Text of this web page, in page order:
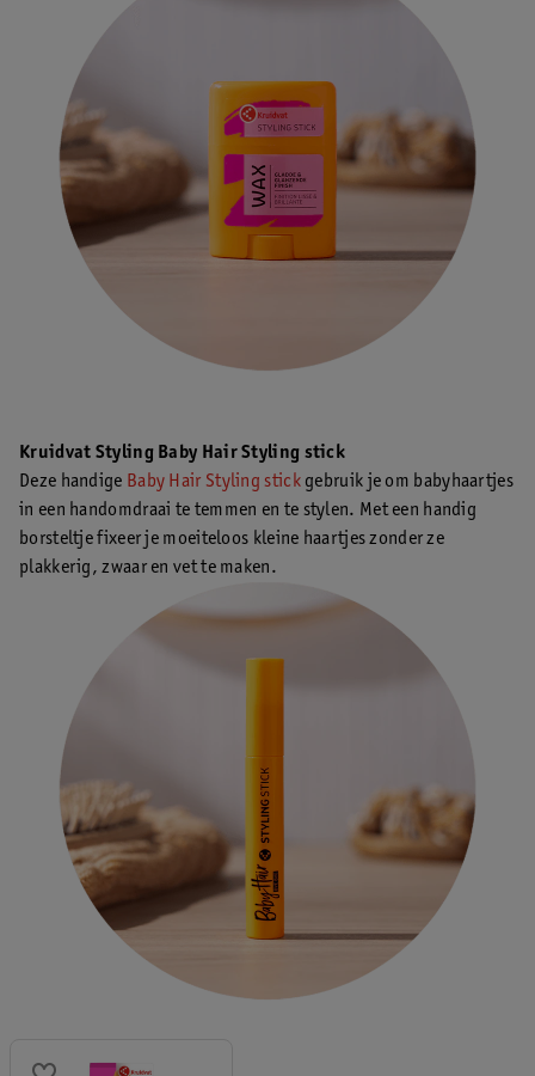
Kruidvat Styling Baby Hair Styling stick
Deze handige Baby Hair Styling stickgebruik je om babyhaartjes
in een handomdraai te temmen en te stylen. Met een handig
borsteltje fixeer je moeiteloos kleine haartjes zonder ze
plakkerig, zwaar en vet te maken.